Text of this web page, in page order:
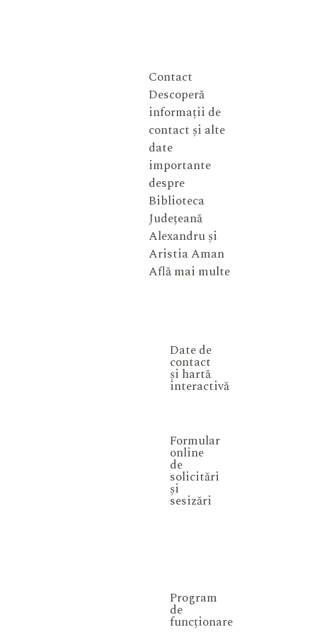
Contact
Descoperă
informații de
contact și alte
date
importante
despre
Biblioteca
Județeană
Alexandru și
Aristia Aman
Află mai multe
Date de
contact
și hartă
interactivă
Formular
online
de
solicitări
și
sesizări
Program
de
funcționare